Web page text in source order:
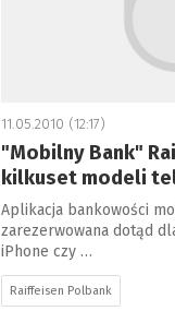
11.05.2010 (12:17)
"Mobilny Bank"
kilkuset modeli
Aplikacja bankowości
zarezerwowana dotąd
iPhone czy …
Raiffeisen Polbank